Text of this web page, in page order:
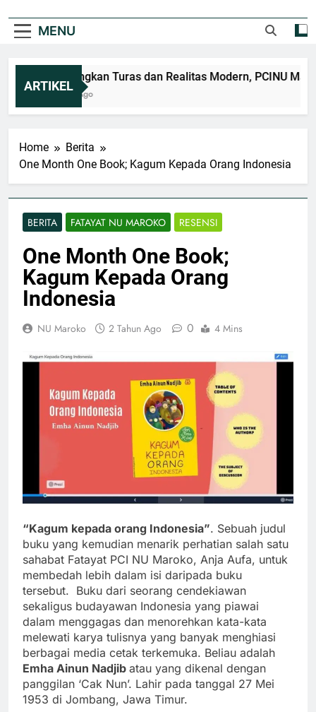
MENU
ARTIKEL
Hubungkan Turas dan Realitas Modern, PCINU
6 Hari Ago
Home
Berita
One Month One Book; Kagum Kepada Orang Indonesia
BERITA FATAYAT NU MAROKO RESENSI
One Month One Book;
Kagum Kepada Orang
Indonesia
NU Maroko 2 Tahun Ago 0 4 Mins
“Kagum kepada orang Indonesia”. Sebuah judul
buku yang kemudian menarik perhatian salah satu
sahabat Fatayat PCI NU Maroko, Anja Aufa, untuk
membedah lebih dalam isi daripada buku
tersebut. Buku dari seorang cendekiawan
sekaligus budayawan Indonesia yang piawai
dalam menggagas dan menorehkan kata-kata
melewati karya tulisnya yang banyak menghiasi
berbagai media cetak terkemuka. Beliau adalah
Emha Ainun Nadjib atau yang dikenal dengan
panggilan ‘Cak Nun’. Lahir pada tanggal 27 Mei
1953 di Jombang, Jawa Timur.